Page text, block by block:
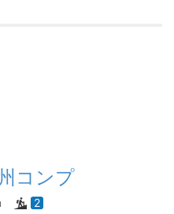
コンプ
2